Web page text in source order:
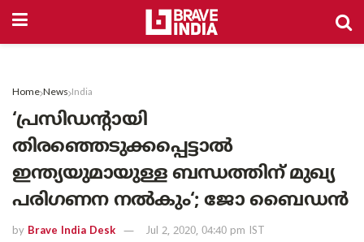
Home News India
‘പ്രസിഡന്റായി
തിരഞ്ഞെടുക്കപ്പെട്ടാൽ
ഇന്ത്യയുമായുള്ള ബന്ധത്തിന് മുഖ്യ
പരിഗണന നൽകും‘; ജോ ബൈഡൻ
by Brave India Desk Jul 2, 2020, 04:40 pm IST